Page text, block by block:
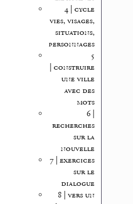
4 | cycle
vies, visages,
situations,
personnages
5
| construire
une ville
avec des
mots
6 |
recherches
sur la
nouvelle
7 | exercices
sur le
dialogue
8 | vers un